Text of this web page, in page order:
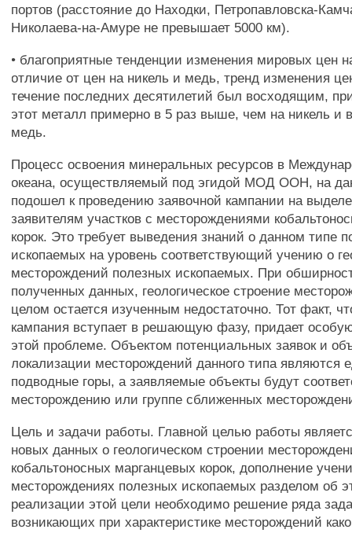
портов (расстояние до Находки, Петропавловска-
Николаева-на-Амуре не превышает 5000 км).
• благоприятные тенденции изменения мировых цен
отличие от цен на никель и медь, тренд изменения
течение последних десятилетий был восходящим,
этот металл примерно в 5 раз выше, чем на никель и
медь.
Процесс освоения минеральных ресурсов в
океана, осуществляемый под эгидой МОД ООН, на
подошел к проведению заявочной кампании на
заявителям участков с месторождениями
корок. Это требует выведения знаний о данном типе
ископаемых на уровень соответствующий учению о
месторождений полезных ископаемых. При
полученных данных, геологическое строение
целом остается изученным недостаточно. Тот факт,
кампания вступает в решающую фазу, придает
этой проблеме. Объектом потенциальных заявок и
локализации месторождений данного типа являются
подводные горы, а заявляемые объекты будут
месторождению или группе сближенных
Цель и задачи работы. Главной целью работы
новых данных о геологическом строении
кобальтоносных марганцевых корок, дополнение
месторождениях полезных ископаемых разделом об
реализации этой цели необходимо решение ряда
возникающих при характеристике месторождений